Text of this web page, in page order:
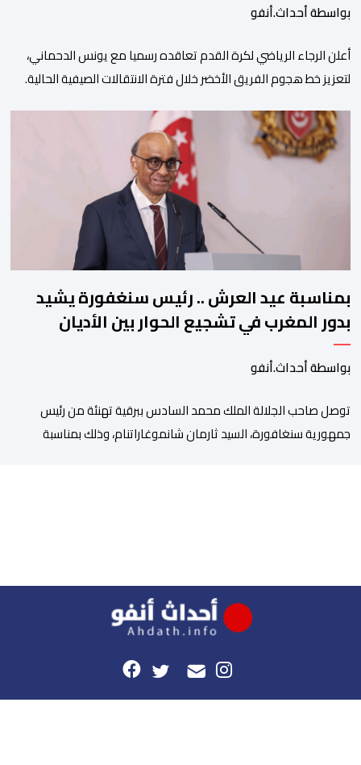
بواسطة أحداث.أنفو
أعلن الرجاء الرياضي لكرة القدم تعاقده رسميا مع يونس الدحماني،
لتعزيز خط هجوم الفريق الأخضر خلال فترة الانتقالات الصيفية الحالية. ​
حيث يعول عليه الطاقم التقني للرجاء لتقديم الإضافة المرجوة في
المسابقات المحلية والقارية المقبلة. ​وجاء هذا التعاقد بعد أداء لافت
قدمه اللاعب برفقة اتحاد […]
بمناسبة عيد العرش .. رئيس سنغفورة يشيد
بدور المغرب في تشجيع الحوار بين الأديان
بواسطة أحداث.أنفو
توصل صاحب الجلالة الملك محمد السادس ببرقية تهنئة من رئيس
جمهورية سنغافورة، السيد ثارمان شانموغاراتنام، وذلك بمناسبة